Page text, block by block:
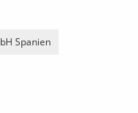
Spanien